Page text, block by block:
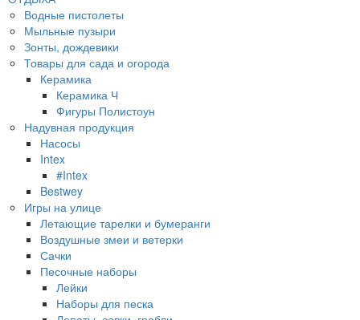
Водные пистолеты
Мыльные пузыри
Зонты, дождевики
Товары для сада и огорода
Керамика
Керамика Ч
Фигуры Полистоун
Надувная продукция
Насосы
Intex
#Intex
Bestwey
Игры на улице
Летающие тарелки и бумеранги
Воздушные змеи и ветерки
Сачки
Песочные наборы
Лейки
Наборы для песка